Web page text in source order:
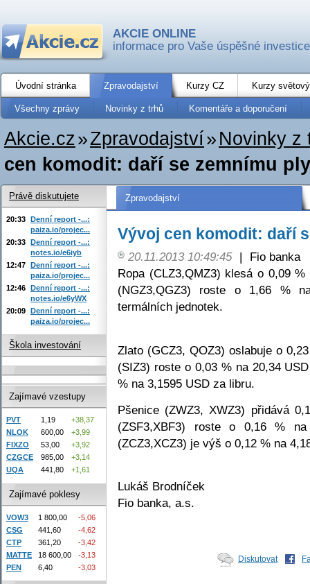
AKCIE ONLINE
informace pro Vaše úspěšné investice
Úvodní stránka Zpravodajství Kurzy CZ Kurzy
Všechny zprávy Novinky z trhů Komentáře a doporučení
Akcie.cz»Zpravodajství» Novinky z
cen komodit: daří se zemnímu
Zpravodajství
Vývoj cen komodit: daří
20.11.2013 10:49:45 |
Fio banka
Ropa (CLZ3,QMZ3) klesá o 0,09
(NGZ3,QGZ3) roste o 1,66 %
termálních jednotek.
Zlato (GCZ3, QOZ3) oslabuje o
(SIZ3) roste o 0,03 % na 20,34
% na 3,1595 USD za libru.
Pšenice (ZWZ3, XWZ3) přidává
(ZSF3,XBF3) roste o 0,16 %
(ZCZ3,XCZ3) je výš o 0,12 % na
Lukáš Brodníček
Fio banka, a.s.
Diskutovat
Právě diskutujete
20:33 Denní report -...:
paiza.io/projec...
20:33 Denní report -...:
notes.io/e6iyb
12:47 Denní report -...:
paiza.io/projec...
12:46 Denní report -...:
notes.io/e6yWX
20:09 Denní report -...:
paiza.io/projec...
Škola investování
Zajímavé vzestupy
PVT 1,19
+38,37
NLOK
600,00
+3,99
FIXZO
53,00
+3,92
CZGCE
985,00
+3,14
UQA
441,80 +1,61
Zajímavé poklesy
VOW3 1 800,00
-5,06
CSG
441,60
-4,62
CTP
361,20
-3,42
MATTE
18 600,00
-3,13
PEN
6,40 -3,03